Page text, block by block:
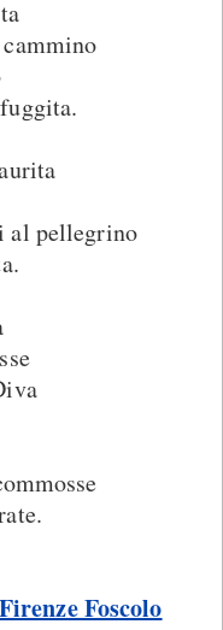
al pellegrino
Foscolo